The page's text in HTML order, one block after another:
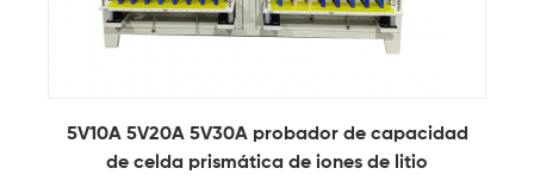
5V10A 5V20A 5V30A probador de capacidad
de celda prismática de iones de litio